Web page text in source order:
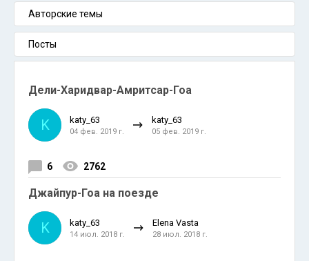
Авторские темы
Посты
Дели-Харидвар-Амритсар-Гоа
K katy_63
04 фев. 2019 г.
katy_63
05 фев. 2019 г.
6 2762
Джайпур-Гоа на поезде
K katy_63
14 июл. 2018 г.
Elena Vasta
28 июл. 2018 г.